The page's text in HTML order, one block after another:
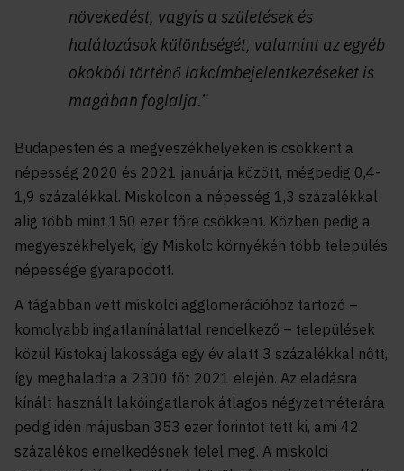
növekedést, vagyis a születések és
halálozások különbségét, valamint az egyéb
okokból történő lakcímbejelentkezéseket is
magában foglalja.”
Budapesten és a megyeszékhelyeken is csökkent a
népesség 2020 és 2021 januárja között, mégpedig 0,4-
1,9 százalékkal. Miskolcon a népesség 1,3 százalékkal
alig több mint 150 ezer főre csökkent. Közben pedig a
megyeszékhelyek, így Miskolc környékén több település
népessége gyarapodott.
A tágabban vett miskolci agglomerációhoz tartozó –
komolyabb ingatlanínálattal rendelkező – települések
közül Kistokaj lakossága egy év alatt 3 százalékkal nőtt,
így meghaladta a 2300 főt 2021 elején. Az eladásra
kínált használt lakóingatlanok átlagos négyzetméterára
pedig idén májusban 353 ezer forintot tett ki, ami 42
százalékos emelkedésnek felel meg. A miskolci